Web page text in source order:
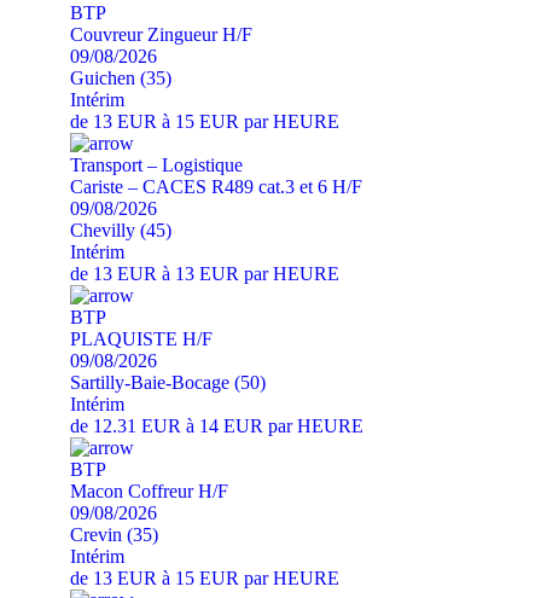
BTP
Couvreur Zingueur H/F
09/08/2026
Guichen (35)
Intérim
de 13 EUR à 15 EUR par HEURE
Transport – Logistique
Cariste – CACES R489 cat.3 et 6 H/F
09/08/2026
Chevilly (45)
Intérim
de 13 EUR à 13 EUR par HEURE
BTP
PLAQUISTE H/F
09/08/2026
Sartilly-Baie-Bocage (50)
Intérim
de 12.31 EUR à 14 EUR par HEURE
BTP
Macon Coffreur H/F
09/08/2026
Crevin (35)
Intérim
de 13 EUR à 15 EUR par HEURE